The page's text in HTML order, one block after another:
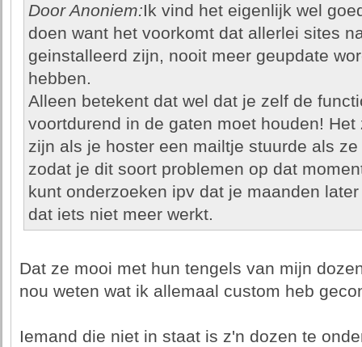
Door Anoniem:Ik vind het eigenlijk wel
doen want het voorkomt dat allerlei sites
geinstalleerd zijn, nooit meer geupdate
hebben.
Alleen betekent dat wel dat je zelf de
voortdurend in de gaten moet houden! Het
zijn als je hoster een mailtje stuurde als
zodat je dit soort problemen op dat
kunt onderzoeken ipv dat je maanden
dat iets niet meer werkt.
Dat ze mooi met hun tengels van mijn
nou weten wat ik allemaal custom heb
Iemand die niet in staat is z'n dozen te